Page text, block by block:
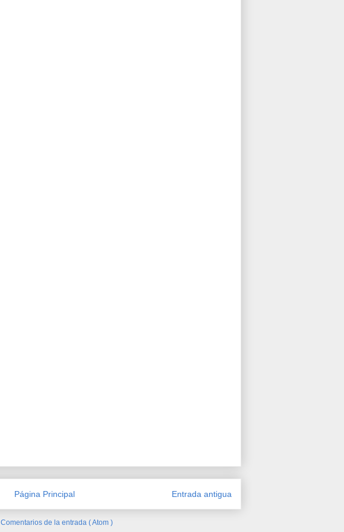
Entrada antigua
Página Principal
Comentarios de la entrada ( Atom )